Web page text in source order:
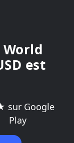
est
sur Google
Play